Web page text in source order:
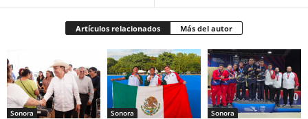
Artículos relacionados Más del autor
Sonora Sonora Sonora